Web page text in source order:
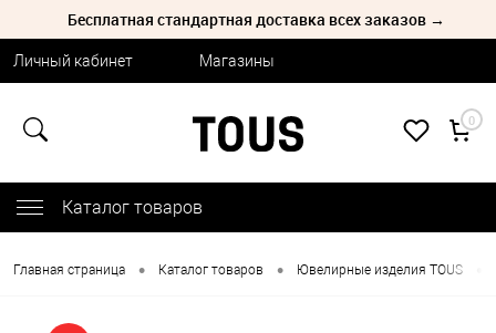
Бесплатная стандартная доставка всех заказов →
Личный кабинет Магазины
0
Каталог товаров
Главная страница • Каталог товаров • Ювелирные изделия TOUS